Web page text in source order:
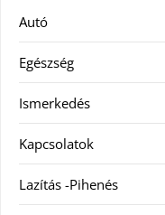
Autó
Egészség
Ismerkedés
Kapcsolatok
Lazítás -Pihenés